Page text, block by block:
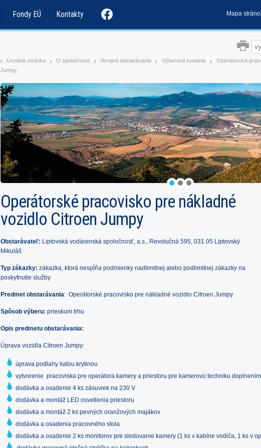
Fondy EÚ Kontakty Mapa
> Úvodná stránka > O spoločnosti > Verejné obstarávanie > Výberové konanie >
Operátorské
Jumpy
Operátorské pracovisko pre nákladné
vozidlo Citroen Jumpy
Obstarávateľ: Liptovská vodárenská spoločnosť, a.s., Revolučná 595, 031 05 Liptovský
Mikuláš
Typ zákazky: zákazka, ktorá nespĺňa podmienky nadlimitnej alebo podlimitnej zákazky na
poskytnutie služby
Predmet obstarávania: Operátorské pracovisko pre nákladné vozidlo Citroen Jumpy
Spôsob výberu: prieskum trhu
Opis predmetu obstarávania:
Úprava vozidla Citroen Jumpy:
úprava podlahy liatou krytinou
vytvorenie pracoviska pre operátora kamery a priestoru pre kamerovú techniku
dodávka a osadenie 4 ks zásuviek na 230 V
dodávka a montáž LED osvetlenia priestoru
dodávka a montáž 2 ks pevných oranžových majákov
dodávka a osadenia pracovného stola
dodávka a osadenie 2 ks monitorov pre sledovanie kamery (1 ks v kabíne vodiča, 1 ks v